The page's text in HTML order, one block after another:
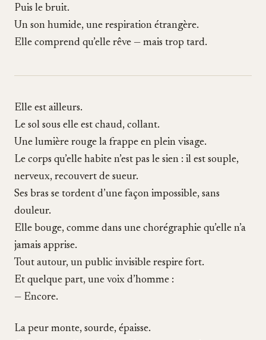
Puis le bruit.
Un son humide, une respiration étrangère.
Elle comprend qu’elle rêve — mais trop tard.
Elle est ailleurs.
Le sol sous elle est chaud, collant.
Une lumière rouge la frappe en plein visage.
Le corps qu’elle habite n’est pas le sien : il est souple,
nerveux, recouvert de sueur.
Ses bras se tordent d’une façon impossible, sans
douleur.
Elle bouge, comme dans une chorégraphie qu’elle n’a
jamais apprise.
Tout autour, un public invisible respire fort.
Et quelque part, une voix d’homme :
— Encore.
La peur monte, sourde, épaisse.